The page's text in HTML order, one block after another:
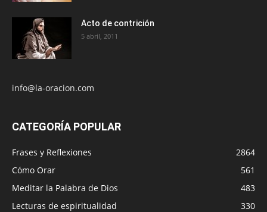
Acto de contrición
5 abril, 2011
info@la-oracion.com
CATEGORÍA POPULAR
Frases y Reflexiones
2864
Cómo Orar
561
Meditar la Palabra de Dios
483
Lecturas de espiritualidad
330